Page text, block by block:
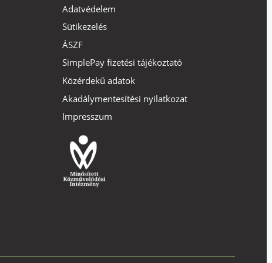
Adatvédelem
Sütikezelés
ÁSZF
SimplePay fizetési tájékoztató
Közérdekű adatok
Akadálymentesítési nyilatkozat
Impresszum